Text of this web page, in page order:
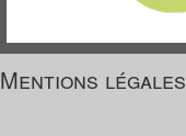
Mentions légales